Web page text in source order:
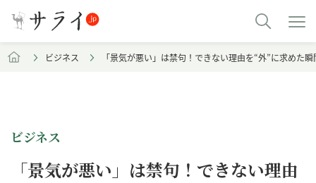
ビジネス 「景気が悪い」は禁句！できない理由を“外”に求めた
ビジネス
「景気が悪い」は禁句！できない理由